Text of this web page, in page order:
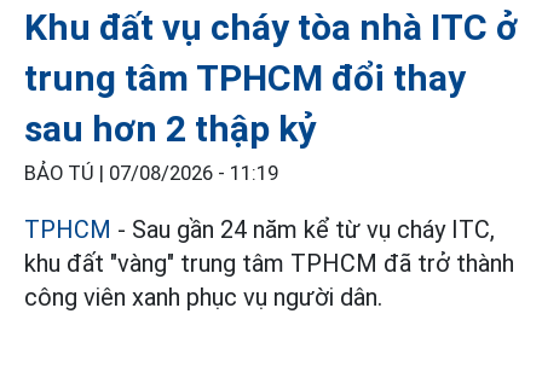
Khu đất vụ cháy tòa nhà ITC ở
trung tâm TPHCM đổi thay
sau hơn 2 thập kỷ
BẢO TÚ | 07/08/2026 - 11:19
TPHCM - Sau gần 24 năm kể từ vụ cháy ITC,
khu đất "vàng" trung tâm TPHCM đã trở thành
công viên xanh phục vụ người dân.